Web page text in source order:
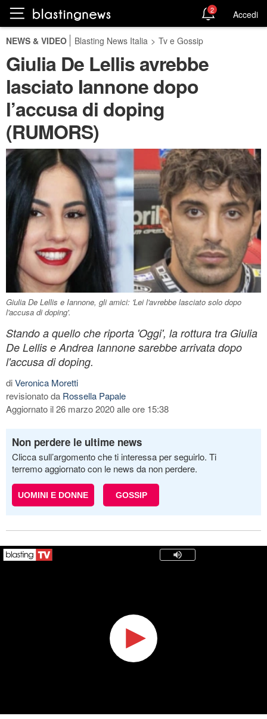
2 Accedi
NEWS & VIDEO Blasting News Italia > Tv e Gossip
Giulia De Lellis avrebbe
lasciato Iannone dopo
l’accusa di doping
(RUMORS)
Giulia De Lellis e Iannone, gli amici: 'Lei l'avrebbe lasciato solo dopo
l'accusa di doping'.
Stando a quello che riporta 'Oggi', la rottura tra Giulia
De Lellis e Andrea Iannone sarebbe arrivata dopo
l'accusa di doping.
diVeronica Moretti
revisionato da Rossella Papale
Aggiornato il 26 marzo 2020 alle ore 15:38
Non perdere le ultime news
Clicca sull’argomento che ti interessa per seguirlo. Ti
terremo aggiornato con le news da non perdere.
UOMINI E DONNE GOSSIP